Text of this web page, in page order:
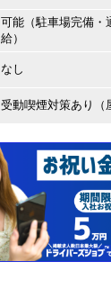
可能（駐車場完備・
給）
なし
受動喫煙対策あり（